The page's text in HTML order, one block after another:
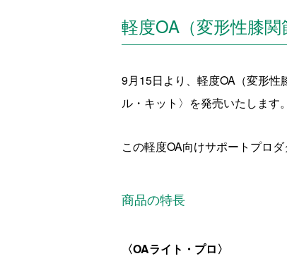
軽度OA（変形性膝
9月15日より、軽度OA（変形性
ル・キット〉を発売いたします
この軽度OA向けサポートプロ
商品の特長
〈OAライト・プロ〉